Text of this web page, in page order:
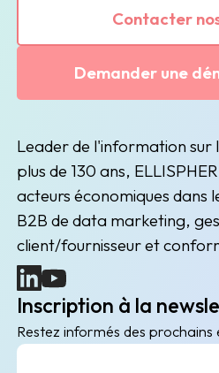
Contacter
Demander une
Leader de l'information sur
plus de 130 ans,
acteurs économiques dans
B2B de data marketing,
client/fournisseur et
(nouvelle fenêtre)
(nouvelle fenêtre)
Inscription à la
Restez informés des